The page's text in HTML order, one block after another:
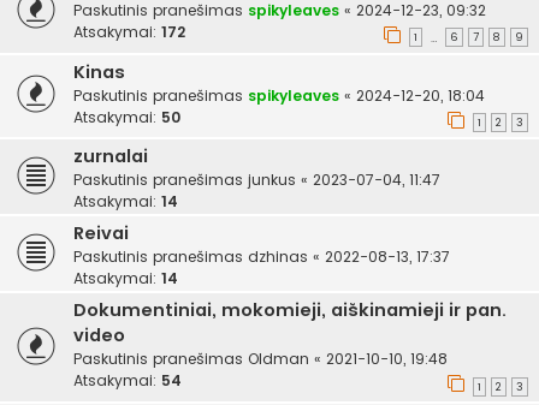
Paskutinis pranešimas spikyleaves « 2024-12-23, 09:32
Atsakymai: 172 1 … 6 7 8 9
Kinas
Paskutinis pranešimas spikyleaves « 2024-12-20, 18:04
Atsakymai: 50 1 2 3
zurnalai
Paskutinis pranešimas junkus « 2023-07-04, 11:47
Atsakymai: 14
Reivai
Paskutinis pranešimas dzhinas « 2022-08-13, 17:37
Atsakymai: 14
Dokumentiniai, mokomieji, aiškinamieji ir pan.
video
Paskutinis pranešimas Oldman « 2021-10-10, 19:48
Atsakymai: 54 1 2 3